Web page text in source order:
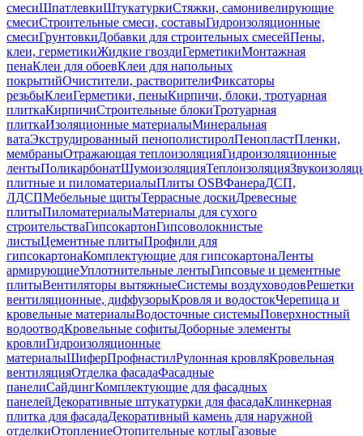
смесиШпатлевкиШтукатуркиСтяжки, самонивелирующие
смесиСтроительные смеси, составыГидроизоляционные
смесиГрунтовкиДобавки для строительных смесейПены,
клеи, герметикиЖидкие гвоздиГерметикиМонтажная
пенаКлеи для обоевКлеи для напольных
покрытийОчистители, растворителиФиксаторы
резьбыКлеиГерметики, пеныКирпичи, блоки, тротуарная
плиткаКирпичиСтроительные блокиТротуарная
плиткаИзоляционные материалыМинеральная
ватаЭкструдированный пенополистиролПенопластПленки,
мембраныОтражающая теплоизоляцияГидроизоляционные
лентыПоликарбонатШумоизоляцияТеплоизоляция
плитные и пиломатериалыПлиты OSBФанераДСП,
ЛДСПМебельные щитыТеррасные доскиДревесные
плитыПиломатериалыМатериалы для сухого
строительстваГипсокартонГипсоволокнистые
листыЦементные плитыПрофили для
гипсокартонаКомплектующие для гипсокартонаЛенты
армирующиеУплотнительные лентыГипсовые и цементные
плитыВентиляторы вытяжныеСистемы воздуховодовРешетки
вентиляционные, диффузорыКровля и водостокЧерепица и
кровельные материалыВодосточные системыПоверхностный
водоотводКровельные софитыДоборные элементы
кровлиГидроизоляционные
материалыШиферПрофнастилРулонная кровляКровельная
вентиляцияОтделка фасадаФасадные
панелиСайдингКомплектующие для фасадных
панелейДекоративные штукатурки для фасадаКлинкерная
плитка для фасадаДекоративный камень для наружной
отделкиОтоплениеОтопительные котлыГазовые